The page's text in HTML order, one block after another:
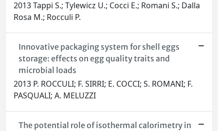
2013 Tappi S.; Tylewicz U.; Cocci E.; Romani S.; Dalla
Rosa M.; Rocculi P.
Innovative packaging system for shell eggs
storage: effects on egg quality traits and
microbial loads
2013 P. ROCCULI; F. SIRRI; E. COCCI; S. ROMANI; F.
PASQUALI; A. MELUZZI
The potential role of isothermal calorimetry in